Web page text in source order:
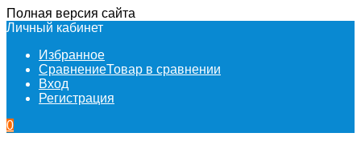
Полная версия сайта
Личный кабинет
Избранное
СравнениеТовар в сравнении
Вход
Регистрация
0